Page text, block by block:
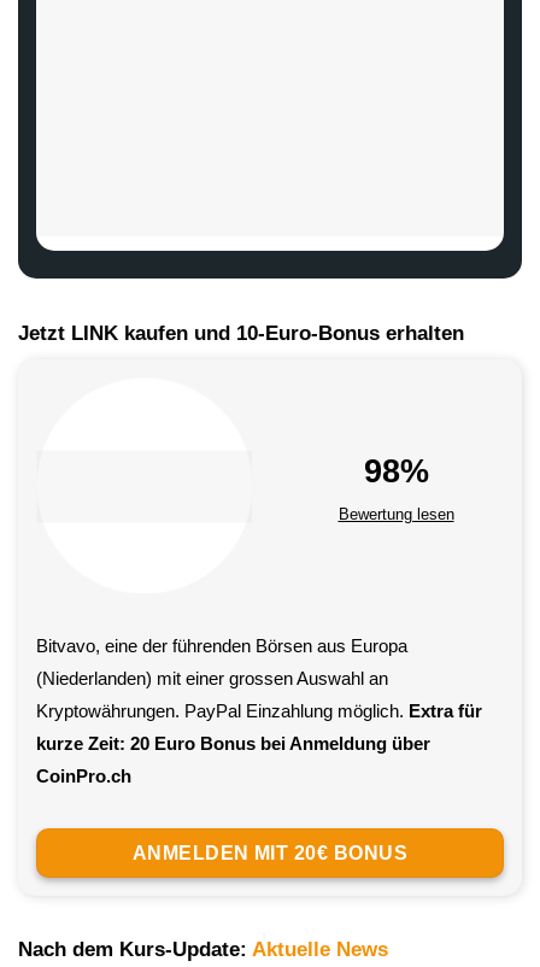
Jetzt LINK kaufen und 10-Euro-Bonus erhalten
Bitvavo, eine der führenden Börsen aus Europa
(Niederlanden) mit einer grossen Auswahl an
Kryptowährungen. PayPal Einzahlung möglich. Extra für
kurze Zeit: 20 Euro Bonus bei Anmeldung über
CoinPro.ch
98%
Bewertung lesen
ANMELDEN MIT 20€ BONUS
Nach dem Kurs-Update: Aktuelle News